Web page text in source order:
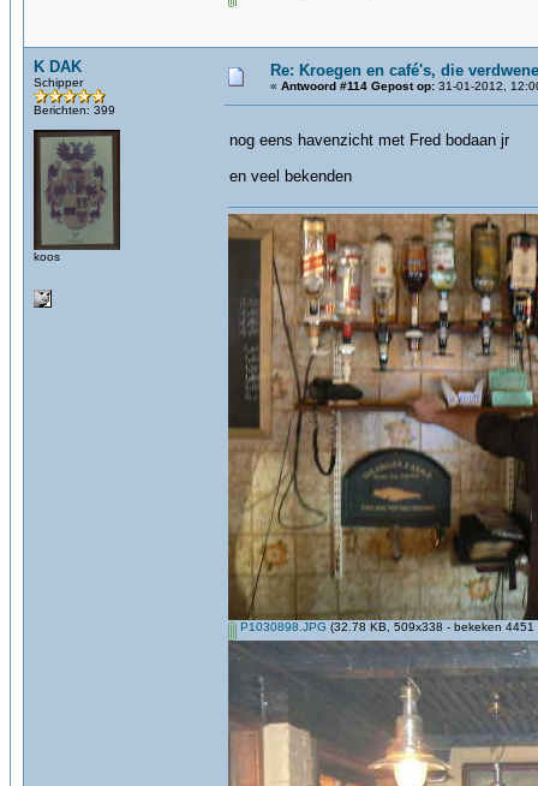
K DAK
Schipper
Berichten: 399
koos
Re: Kroegen en café's, die
« Antwoord #114 Gepost op: 31-01-2012,
nog eens havenzicht met Fred bodaan jr
en veel bekenden
P1030898.JPG (32.78 KB, 509x338 - bekeken 4451